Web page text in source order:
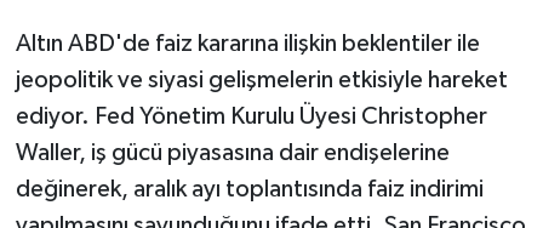
Altın ABD'de faiz kararına ilişkin beklentiler ile
jeopolitik ve siyasi gelişmelerin etkisiyle hareket
ediyor. Fed Yönetim Kurulu Üyesi Christopher
Waller, iş gücü piyasasına dair endişelerine
değinerek, aralık ayı toplantısında faiz indirimi